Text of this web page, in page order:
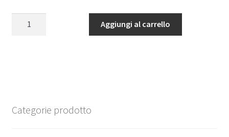
Aggiungi al carrello
Categorie prodotto